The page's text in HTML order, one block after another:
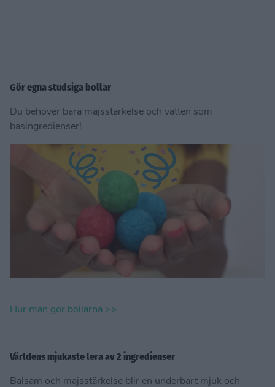
Gör egna studsiga bollar
Du behöver bara majsstärkelse och vatten som
basingredienser!
Hur man gör bollarna >>
Världens mjukaste lera av 2 ingredienser
Balsam och majsstärkelse blir en underbart mjuk och